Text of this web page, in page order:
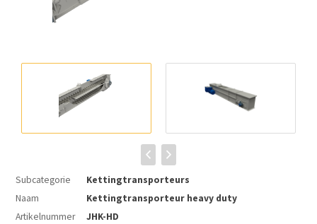
Subcategorie
Kettingtransporteurs
Naam
Kettingtransporteur heavy duty
Artikelnummer
JHK-HD